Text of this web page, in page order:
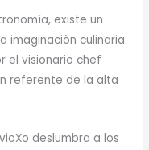
existe un
imaginación culinaria.
el visionario chef
referente de la alta
deslumbra a los